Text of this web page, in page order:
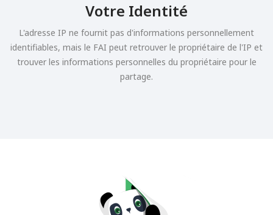
Votre Identité
L'adresse IP ne fournit pas d'informations personnellement
identifiables, mais le FAI peut retrouver le propriétaire de l'IP et
trouver les informations personnelles du propriétaire pour le
partage.